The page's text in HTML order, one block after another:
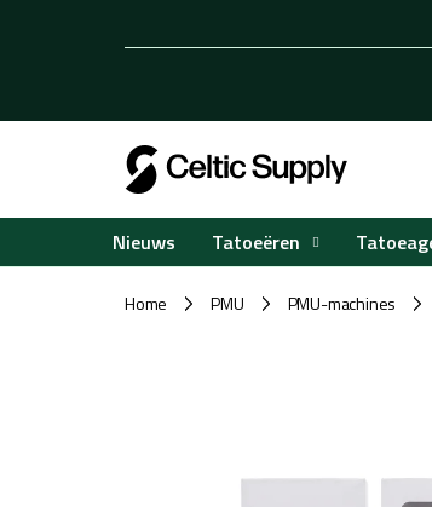
Nieuws Tatoeëren
Home / PMU / PMU-machines /